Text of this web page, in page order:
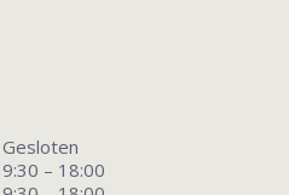
Gesloten
9:30 – 18:00